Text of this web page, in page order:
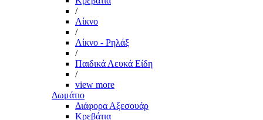
/
Λίκνο
/
Λίκνο - Ρηλάξ
/
Παιδικά Λευκά Είδη
/
view more
Δωμάτιο
Διάφορα Αξεσουάρ
Κρεβάτια